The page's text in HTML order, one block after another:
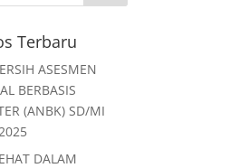
Terbaru
ASESMEN
BERBASIS
(ANBK) SD/MI
DALAM